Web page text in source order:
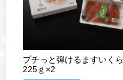
プチっと弾けるますいくら
225ｇ×2